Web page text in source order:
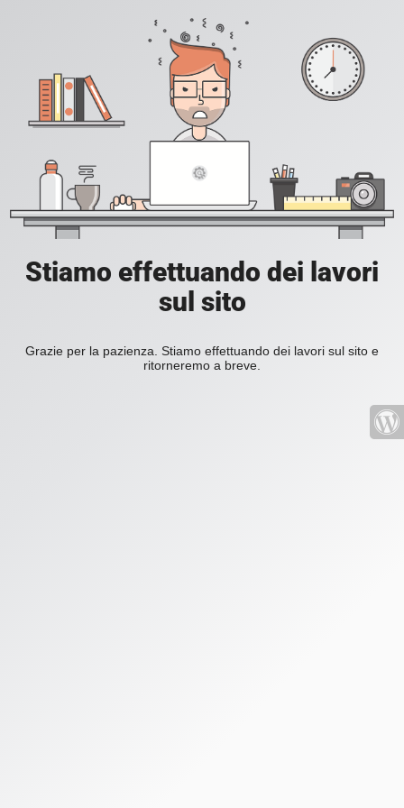
Stiamo effettuando dei lavori
sul sito
Grazie per la pazienza. Stiamo effettuando dei lavori sul sito e
ritorneremo a breve.